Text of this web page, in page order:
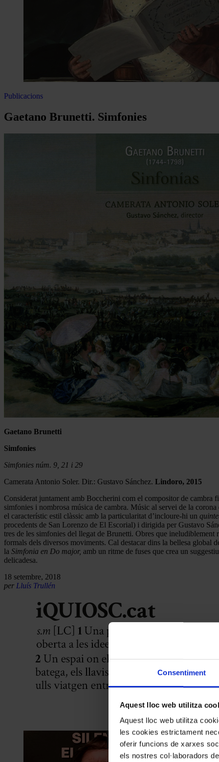
Consentiment
Aquest lloc web utilitza
Aquest lloc web utilitza
les cookies estrictament
oferir funcions de xarxes
els nostres col·laboradors
Publicacions
Gaetano Brunetti. Simfonies
Gaetano Brunetti
Simfonies
Simfonies núm. 9, 21 i 29
Camerata Antonio Soler. Dir.: Gustavo Sánchez. Lindoro, 2015
Considerat juntament amb Boccherini com el compositor de
simfonies i nombrosa música de cambra. Músic al servei de la
el característic estil clàssic amb la particularitat d’incloure-hi un
procedents de San Lorenzo de El Escorial) i dirigida per Gustavo
tres de les simfonies del llegat de Brunetti. Obres que ineludiblement
formals dels diversos moviments. Cal destacar dins la bellesa global
la Simfonia en Do major, amb un ritme de fuses que crea un suggestiu
delicadesa.
18 setembre, 2018
per Lluís Trullén